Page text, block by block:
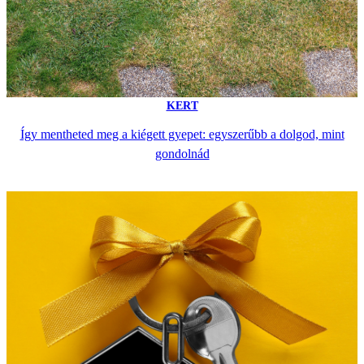
KERT
Így mentheted meg a kiégett gyepet: egyszerűbb a dolgod, mint
gondolnád